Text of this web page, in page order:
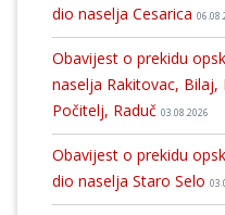
dio naselja Cesarica
Obavijest o prekidu
naselja Rakitovac, Bilaj,
Počitelj, Raduč 03.08.2026
Obavijest o prekidu
dio naselja Staro Selo